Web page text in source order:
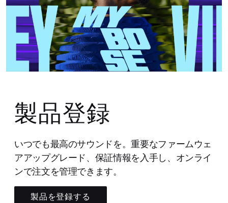
製品登録
いつでも最高のサウンドを。重要なファームウェ
アアップグレード、保証情報を入手し、オンライ
ンで注文を管理できます。
製品を登録する